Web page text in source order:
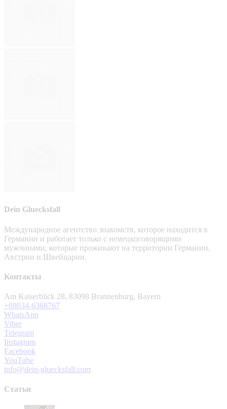
Dein Gluecksfall
Международное агентство знакомств, которое находится в
Германии и работает только с немецкоговорящими
мужчинами, которые проживают на территории Германии,
Австрии и Швейцарии.
Контакты
Am Kaiserblick 28, 83098 Brannenburg, Bayern
+08034-6368767
WhatsApp
Viber
Telegram
Instagram
Facebook
YouTube
info@dein-gluecksfall.com
Статьи